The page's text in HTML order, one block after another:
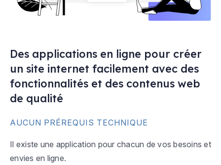
Des applications en ligne pour créer
un site internet facilement avec des
fonctionnalités et des contenus web
de qualité
AUCUN PRÉREQUIS TECHNIQUE
Il existe une application pour chacun de vos besoins et
envies en ligne.